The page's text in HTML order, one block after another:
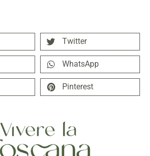
Twitter
WhatsApp
Pinterest